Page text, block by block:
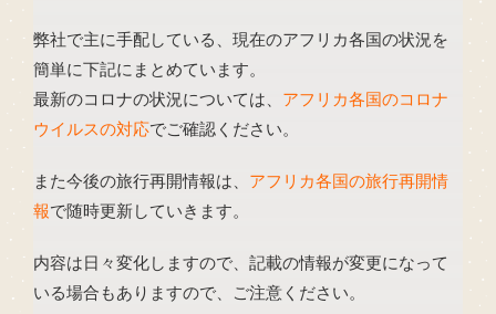
弊社で主に手配している、現在のアフリカ各国の状況を
簡単に下記にまとめています。
最新のコロナの状況については、 アフリカ各国のコロナ
ウイルスの対応でご確認ください。
また今後の旅行再開情報は、 アフリカ各国の旅行再開情
報で随時更新していきます。
内容は日々変化しますので、記載の情報が変更になって
いる場合もありますので、ご注意ください。